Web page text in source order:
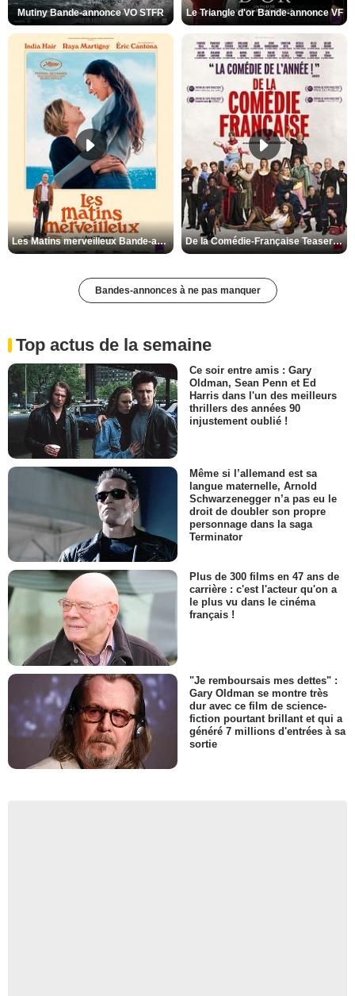
Mutiny Bande-annonce VO STFR Le Triangle d'or Bande-annonce VF
Les Matins merveilleux Bande-annonce VF De la Comédie-Française Teaser VF
Bandes-annonces à ne pas manquer
Top actus de la semaine
Ce soir entre amis : Gary
Oldman, Sean Penn et Ed
Harris dans l'un des meilleurs
thrillers des années 90
injustement oublié !
Même si l’allemand est sa
langue maternelle, Arnold
Schwarzenegger n’a pas eu le
droit de doubler son propre
personnage dans la saga
Terminator
Plus de 300 films en 47 ans de
carrière : c'est l'acteur qu'on a
le plus vu dans le cinéma
français !
"Je remboursais mes dettes" :
Gary Oldman se montre très
dur avec ce film de science-
fiction pourtant brillant et qui a
généré 7 millions d'entrées à sa
sortie